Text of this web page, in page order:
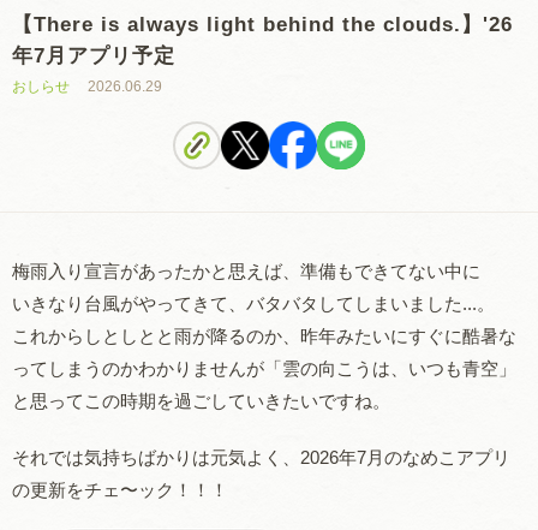
【There is always light behind the clouds.】'26
年7月アプリ予定
おしらせ 2026.06.29
梅雨入り宣言があったかと思えば、準備もできてない中に
いきなり台風がやってきて、バタバタしてしまいました...。
これからしとしとと雨が降るのか、昨年みたいにすぐに酷暑な
ってしまうのかわかりませんが「雲の向こうは、いつも青空」
と思ってこの時期を過ごしていきたいですね。
それでは気持ちばかりは元気よく、2026年7月のなめこアプリ
の更新をチェ〜ック！！！